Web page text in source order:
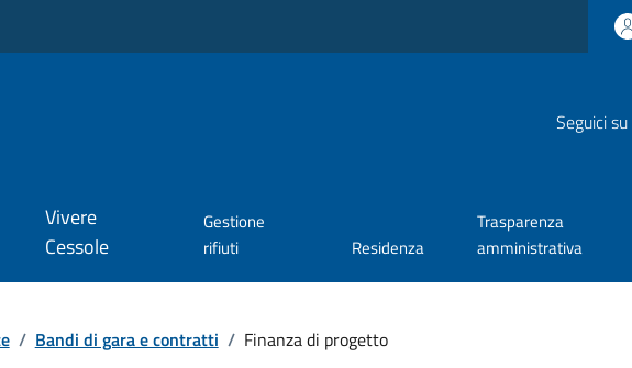
Seguici su
Vivere
Cessole
Gestione
rifiuti
Residenza
Trasparenza
amministrativa
/ Bandi di gara e contratti / Finanza di progetto